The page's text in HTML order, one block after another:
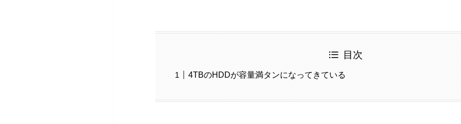
目次
4TBのHDDが容量満タンになってきている